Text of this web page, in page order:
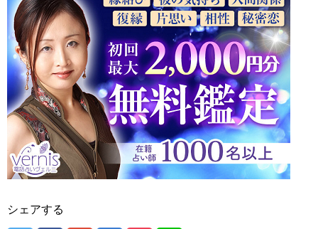
シェアする